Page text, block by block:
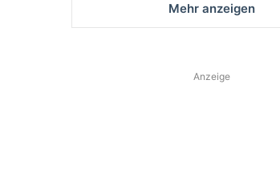
Mehr anzeigen
Anzeige